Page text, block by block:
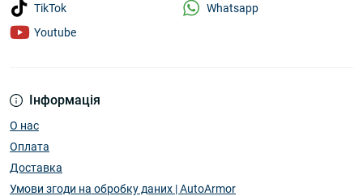
Інформація
О нас
Оплата
Доставка
Умови згоди на обробку даних | AutoArmor
TikTok
Youtube
Whatsapp